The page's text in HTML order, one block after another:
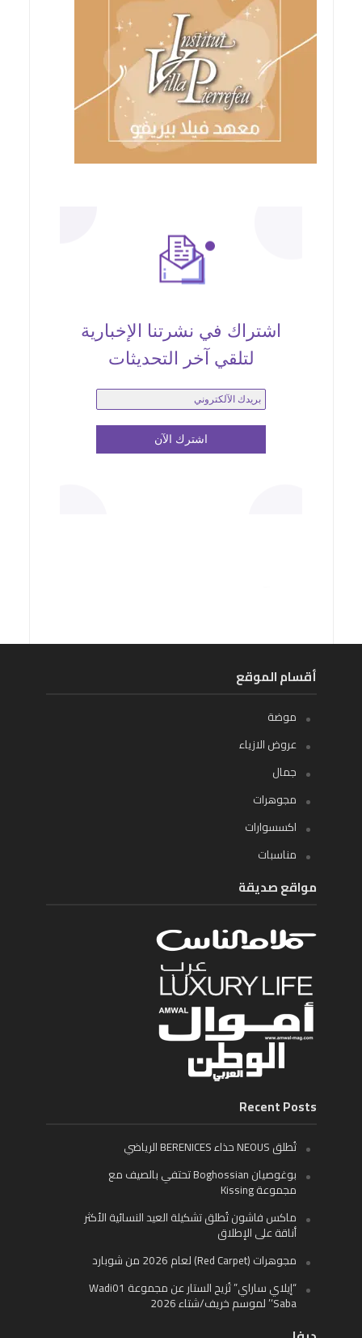
اشتراك في نشرتنا الإخبارية
لتلقي آخر التحديثات
أقسام الموقع
موضة
عروض الازياء
جمال
مجوهرات
اكسسوارات
مناسبات
مواقع صديقة
Recent Posts
تُطلق NEOUS حذاء BERENICES الرياضي
بوغوصيان Boghossian تحتفي بالصيف مع
مجموعة Kissing
ماكس فاشون تُطلق تشكيلة العيد النسائية الأكثر
أناقة على الإطلاق
مجوهرات (Red Carpet) لعام 2026 من شوبارد
“إيلاي ساراي” تُزيح الستار عن مجموعة Wadi01
‘Saba’ لموسم خريف/شتاء 2026